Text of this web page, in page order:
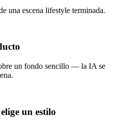
una escena lifestyle terminada.
un fondo sencillo — la IA se
un estilo